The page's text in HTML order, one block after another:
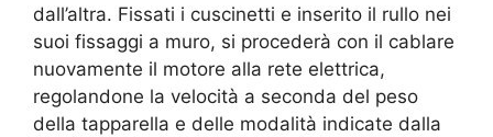
dall’altra. Fissati i cuscinetti e inserito il rullo nei
suoi fissaggi a muro, si procederà con il cablare
nuovamente il motore alla rete elettrica,
regolandone la velocità a seconda del peso
della tapparella e delle modalità indicate dalla